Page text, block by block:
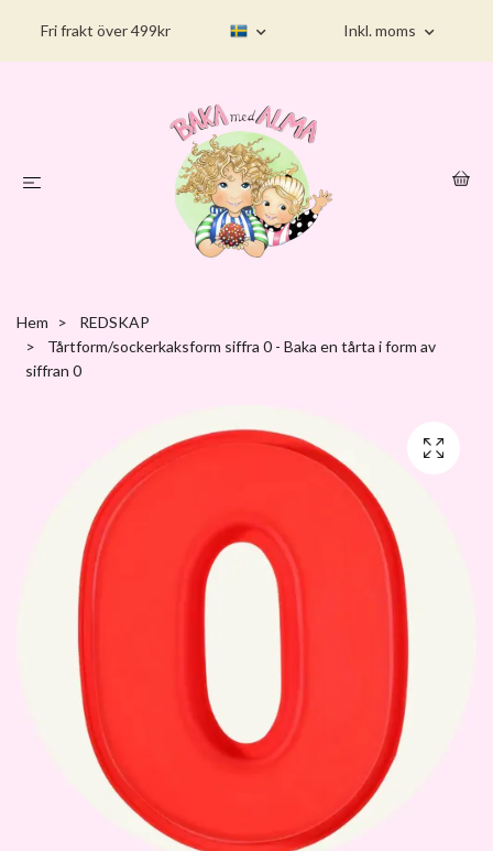
Fri frakt över 499kr Inkl. moms
Hem
REDSKAP
Tårtform/sockerkaksform siffra 0 - Baka en tårta i form av
siffran 0